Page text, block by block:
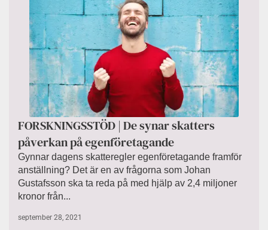
FORSKNINGSSTÖD | De synar skatters
påverkan på egenföretagande
Gynnar dagens skatteregler egenföretagande framför
anställning? Det är en av frågorna som Johan
Gustafsson ska ta reda på med hjälp av 2,4 miljoner
kronor från...
september 28, 2021